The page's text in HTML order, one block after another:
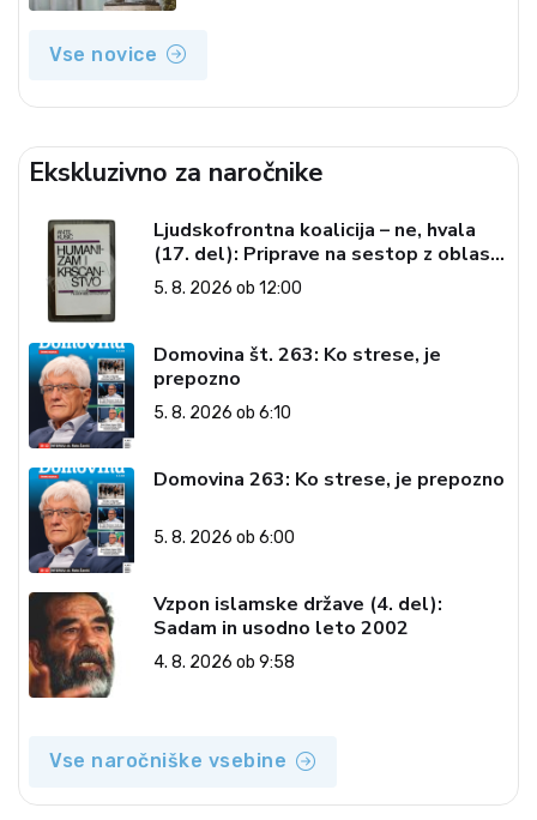
Vse novice
Ekskluzivno za naročnike
Ljudskofrontna koalicija – ne, hvala
(17. del): Priprave na sestop z oblasti
– dvorska opozicija 6: Gramsci na delu:
Revija 2000 in revolucionarna
5. 8. 2026 ob 12:00
Domovina št. 263: Ko strese, je
prepozno
5. 8. 2026 ob 6:10
Domovina 263: Ko strese, je prepozno
5. 8. 2026 ob 6:00
Vzpon islamske države (4. del):
Sadam in usodno leto 2002
4. 8. 2026 ob 9:58
Vse naročniške vsebine